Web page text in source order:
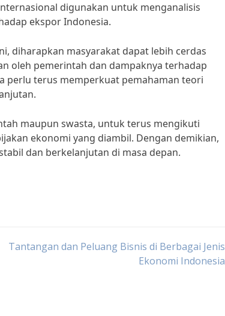
digunakan untuk menganalisis
ekspor Indonesia.
diharapkan masyarakat dapat lebih cerdas
oleh pemerintah dan dampaknya terhadap
perlu terus memperkuat pemahaman teori
maupun swasta, untuk terus mengikuti
ekonomi yang diambil. Dengan demikian,
dan berkelanjutan di masa depan.
Tantangan dan Peluang Bisnis di Berbagai Jenis
Ekonomi Indonesia